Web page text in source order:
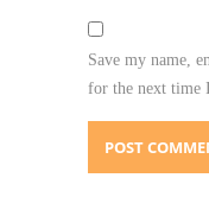
Save my name,
for the next time